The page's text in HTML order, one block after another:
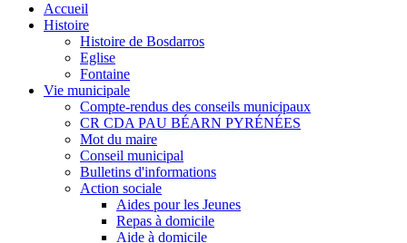
Accueil
Histoire
Histoire de Bosdarros
Eglise
Fontaine
Vie municipale
Compte-rendus des conseils municipaux
CR CDA PAU BÉARN PYRÉNÉES
Mot du maire
Conseil municipal
Bulletins d'informations
Action sociale
Aides pour les Jeunes
Repas à domicile
Aide à domicile